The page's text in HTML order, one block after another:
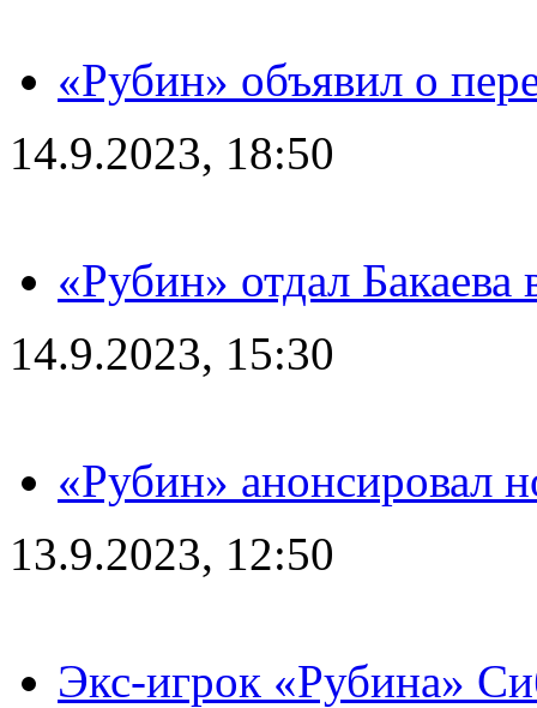
«Рубин» объявил о
14.9.2023, 18:50
«Рубин» отдал
14.9.2023, 15:30
«Рубин» анонсировал
13.9.2023, 12:50
Экс-игрок «Рубина»